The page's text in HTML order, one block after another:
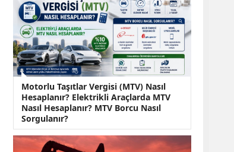
Yeni Oranlar
KOSGEB’den
KOBİ’lere Dev
Finansman Hamlesi:
36 Ay Vadeli 30
Milyon TL Destek
Emekli Maaşlarında
Temmuz Hesabı:
Zam Oranı ve Taban
Aylık İçin Yeni
Motorlu Taşıtlar Vergisi (MTV) Nasıl
Hesaplanır? Elektrikli Araçlarda MTV
Nasıl Hesaplanır? MTV Borcu Nasıl
Sorgulanır?